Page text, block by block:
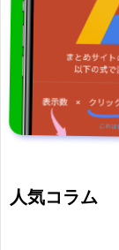
人気コラム